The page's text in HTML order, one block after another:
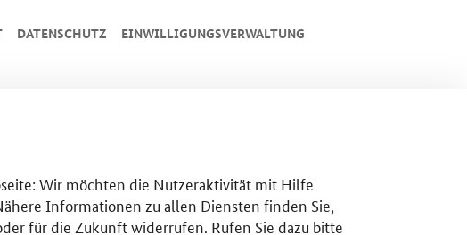
DATENSCHUTZ EINWILLIGUNGSVERWALTUNG
Wir möchten die Nutzeraktivität mit Hilfe
Informationen zu allen Diensten finden Sie,
für die Zukunft widerrufen. Rufen Sie dazu bitte